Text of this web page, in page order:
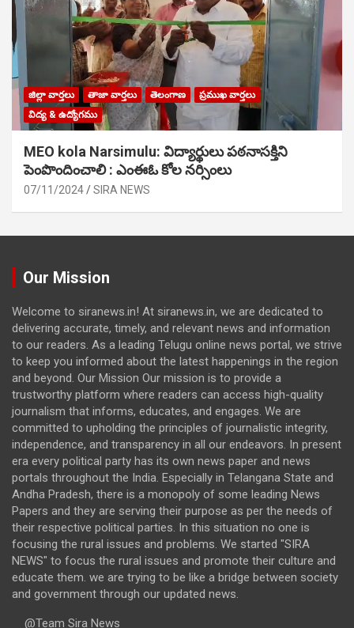
జిల్లా వార్తలు తాజా వార్తలు తెలంగాణ
ప్రముఖ వార్తలు
విద్య & ఉద్యోగము
MEO kola Narsimulu: విద్యార్థులు పఠ‌నాసక్తిని
పెంపొందించాలి : ఎంఈఓ కోల నర్సింలు
07/11/2024 SIRA NEWS
Our Mission
Welcome to siranews.in! At siranews.in, we are dedicated to
delivering accurate, timely, and relevant news and information
to our readers. As a leading Telugu online news portal, we strive
to keep you informed about the latest happenings in the region
and beyond. Our Mission Our mission is to provide a
trustworthy platform where readers can access high-quality
journalism that informs, educates, and engages. We are
committed to upholding the principles of journalistic integrity,
independence, and transparency in all our endeavors. In present
era every political party has its own news paper and news
portals throughout the India. Especially in Telangana State and
Andha Pradesh, there is a monopoly of some leading News
Papers and they are serving their purpose as per the needs of
their respective political parties. In this situation no one is
focusing the rural issues and problems. We started "SIRA
NEWS" to focus the rural issues and promote their culture and
educate them. we are trying to be like a bridge between society
and government through our updated news.
@Team Sira News